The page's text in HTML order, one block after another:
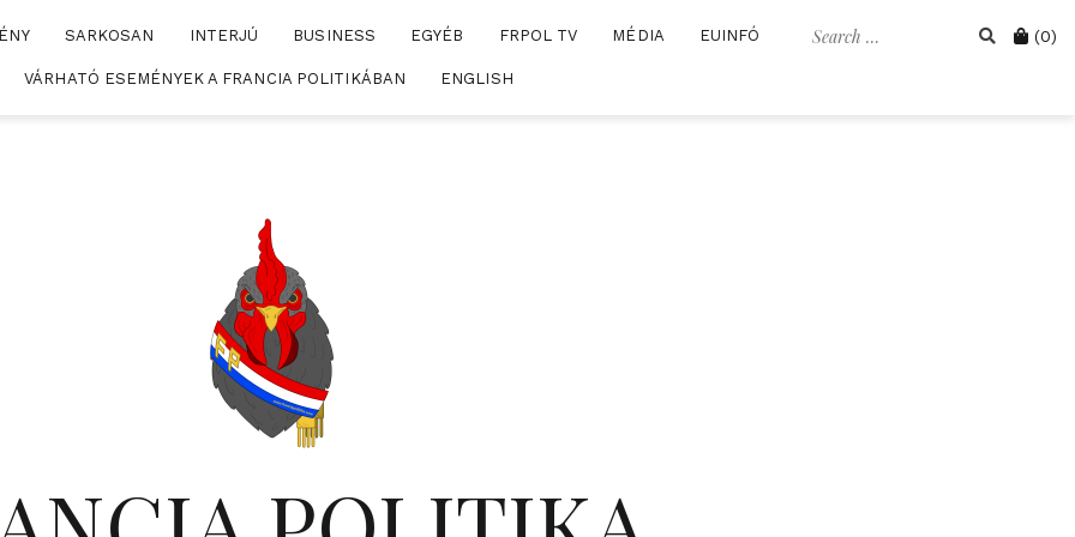
Search Cart
(0)
SARKOSAN INTERJÚ BUSINESS EGYÉB FRPOL TV MÉDIA EUINFÓ
VÁRHATÓ ESEMÉNYEK A FRANCIA POLITIKÁBAN ENGLISH